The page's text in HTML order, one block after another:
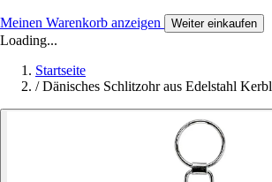
Meinen Warenkorb anzeigen Weiter einkaufen
Loading...
Startseite
/ Dänisches Schlitzohr aus Edelstahl Kerbl